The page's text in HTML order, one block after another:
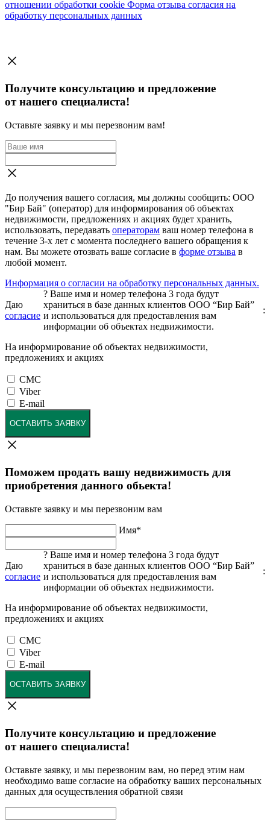
отношении обработки cookie Форма отзыва согласия на
обработку персональных данных
Получите консультацию и предложение
от нашего специалиста!
Оставьте заявку и мы перезвоним вам!
До получения вашего согласия, мы должны сообщить: ООО
"Бир Бай" (оператор) для информирования об объектах
недвижимости, предложениях и акциях будет хранить,
использовать, передавать операторам ваш номер телефона в
течение 3-х лет с момента последнего вашего обращения к
нам. Вы можете отозвать ваше согласие в форме отзыва в
любой момент.
Информация о согласии на обработку персональных данных.
Даю
согласие
? Ваше имя и номер телефона 3 года будут
храниться в базе данных клиентов ООО “Бир Бай”
и использоваться для предоставления вам
информации об объектах недвижимости.
:
На информирование об объектах недвижимости,
предложениях и акциях
СМС
Viber
E-mail
ОСТАВИТЬ ЗАЯВКУ
Поможем продать вашу недвижимость для
приобретения данного обьекта!
Оставьте заявку и мы перезвоним вам
Имя*
Даю
согласие
? Ваше имя и номер телефона 3 года будут
храниться в базе данных клиентов ООО “Бир Бай”
и использоваться для предоставления вам
информации об объектах недвижимости.
:
На информирование об объектах недвижимости,
предложениях и акциях
СМС
Viber
E-mail
ОСТАВИТЬ ЗАЯВКУ
Получите консультацию и предложение
от нашего специалиста!
Оставьте заявку, и мы перезвоним вам, но перед этим нам
необходимо ваше согласие на обработку ваших персональных
данных для осуществления обратной связи